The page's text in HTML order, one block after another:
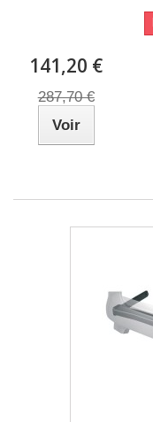
141,20 €
287,70 €
Voir